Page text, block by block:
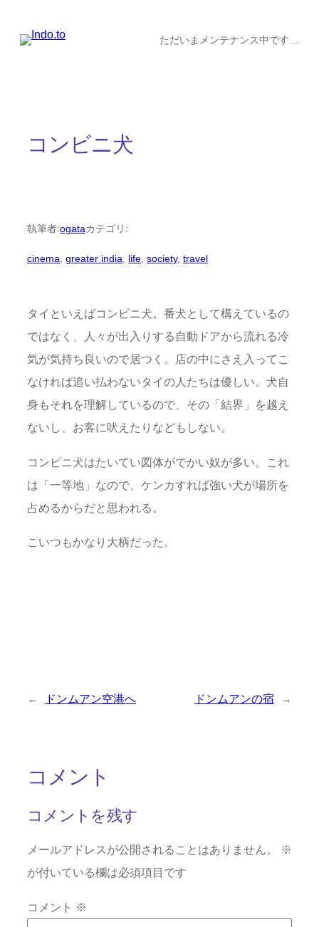
ただいまメンテナンス中です…
コンビニ犬
執筆者:ogataカテゴリ:
cinema greater india life society, travel
タイといえばコンビニ犬。番犬として構えているの
ではなく、人々が出入りする自動ドアから流れる冷
気が気持ち良いので居つく。店の中にさえ入ってこ
なければ追い払わないタイの人たちは優しい。犬自
身もそれを理解しているので、その「結界」を越え
ないし、お客に吠えたりなどもしない。
コンビニ犬はたいてい図体がでかい奴が多い。これ
は「一等地」なので、ケンカすれば強い犬が場所を
占めるからだと思われる。
こいつもかなり大柄だった。
← ドンムアン空港へ ドンムアンの宿 →
コメント
コメントを残す
メールアドレスが公開されることはありません。
※
が付いている欄は必須項目です
コメント ※